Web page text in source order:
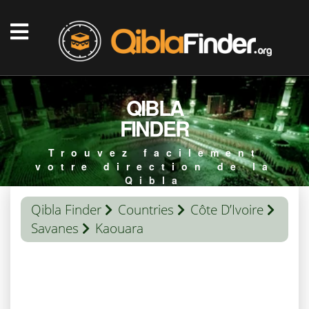
QIBLA
FINDER
Trouvez facilement
votre direction de la
Qibla
Qibla Finder Countries
Côte D’Ivoire
Savanes
Kaouara